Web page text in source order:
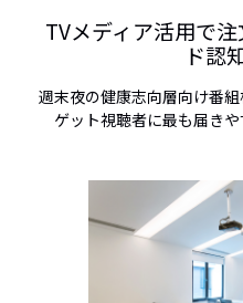
TVメディア活用で
ド認
週末夜の健康志向層向け番
ゲット視聴者に最も届き